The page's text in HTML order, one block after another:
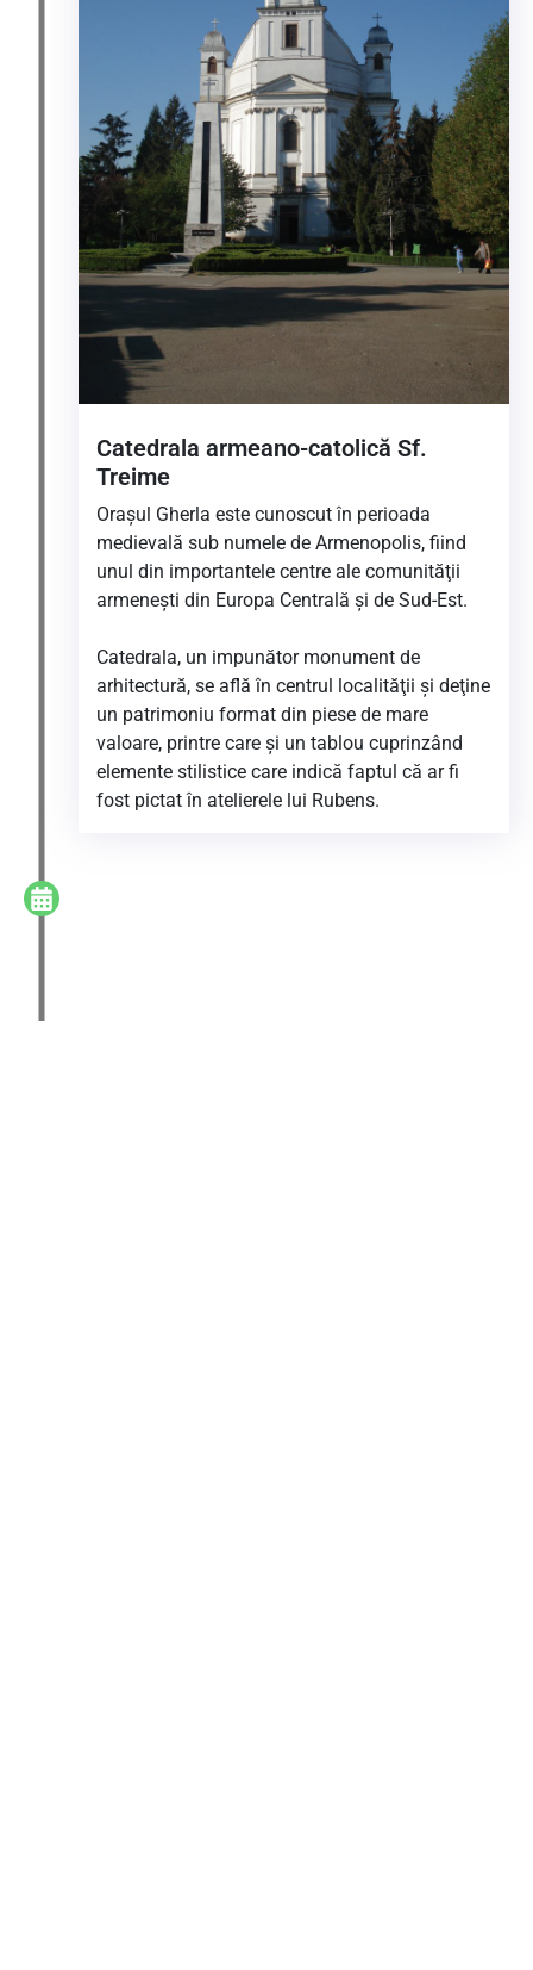
Catedrala armeano-catolică Sf.
Treime
Oraşul Gherla este cunoscut în perioada
medievală sub numele de Armenopolis, fiind
unul din importantele centre ale comunităţii
armeneşti din Europa Centrală şi de Sud-Est.
Catedrala, un impunător monument de
arhitectură, se află în centrul localităţii şi deţine
un patrimoniu format din piese de mare
valoare, printre care şi un tablou cuprinzând
elemente stilistice care indică faptul că ar fi
fost pictat în atelierele lui Rubens.